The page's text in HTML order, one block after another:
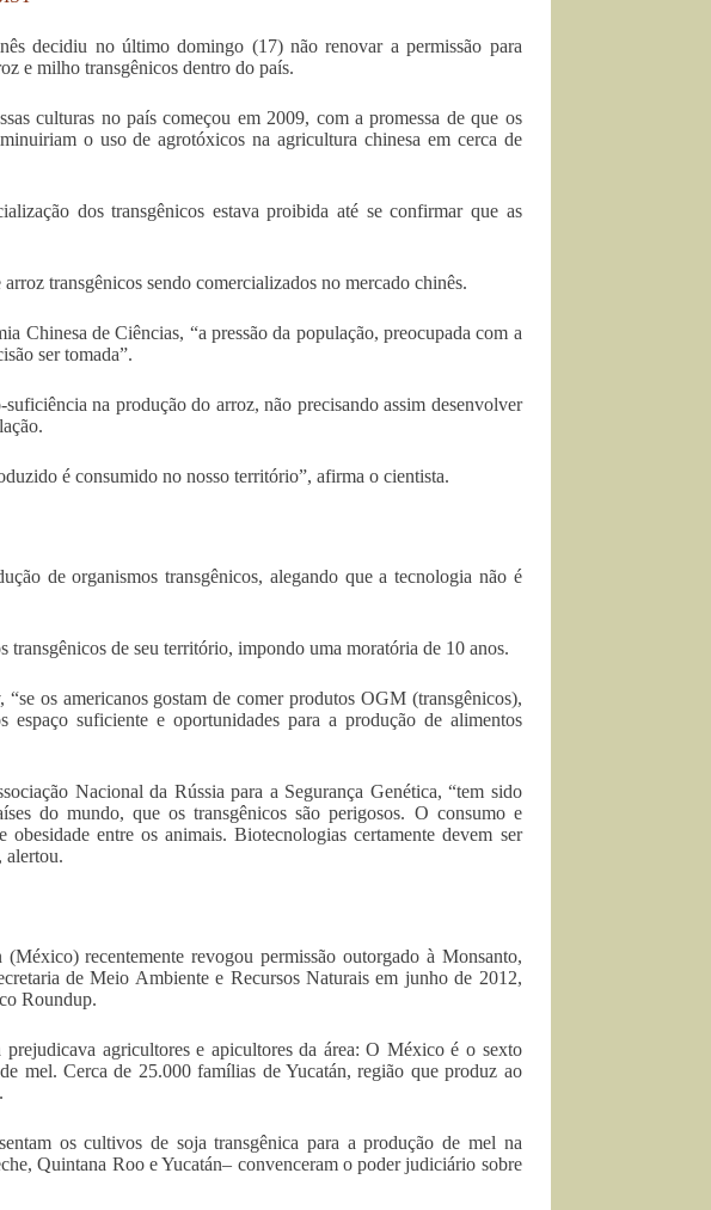
decidiu no último domingo (17) não renovar a permissão para
e milho transgênicos dentro do país.
culturas no país começou em 2009, com a promessa de que os
o uso de agrotóxicos na agricultura chinesa em cerca de
dos transgênicos estava proibida até se confirmar que as
transgênicos sendo comercializados no mercado chinês.
Chinesa de Ciências, “a pressão da população, preocupada com a
ser tomada”.
na produção do arroz, não precisando assim desenvolver
é consumido no nosso território”, afirma o cientista.
de organismos transgênicos, alegando que a tecnologia não é
transgênicos de seu território, impondo uma moratória de 10 anos.
os americanos gostam de comer produtos OGM (transgênicos),
suficiente e oportunidades para a produção de alimentos
Nacional da Rússia para a Segurança Genética, “tem sido
do mundo, que os transgênicos são perigosos. O consumo e
entre os animais. Biotecnologias certamente devem ser
alertou.
recentemente revogou permissão outorgado à Monsanto,
de Meio Ambiente e Recursos Naturais em junho de 2012,
Roundup.
agricultores e apicultores da área: O México é o sexto
mel. Cerca de 25.000 famílias de Yucatán, região que produz ao
os cultivos de soja transgênica para a produção de mel na
Quintana Roo e Yucatán– convenceram o poder judiciário sobre